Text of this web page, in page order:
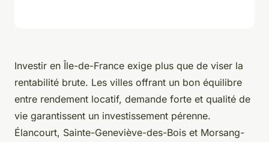
Investir en Île-de-France exige plus que de viser la
rentabilité brute. Les villes offrant un bon équilibre
entre rendement locatif, demande forte et qualité de
vie garantissent un investissement pérenne.
Élancourt, Sainte-Geneviève-des-Bois et Morsang-